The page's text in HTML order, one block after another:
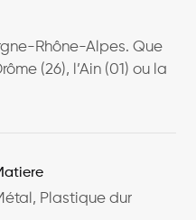
Rhône-Alpes. Que
(26), l’Ain (01) ou la
Plastique dur